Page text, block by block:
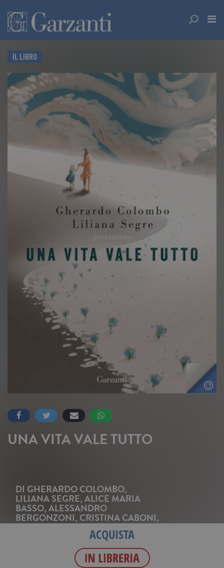
IL LIBRO
UNA VITA VALE TUTTO
DI GHERARDO COLOMBO,
LILIANA SEGRE,ALICE MARIA
BASSO,ALESSANDRO
BERGONZONI, CRISTINA CABONI,
SILVIA CELANI,ANNA DALTON,
ANTONELLA FRONTANI,ENRICO
ACQUISTA